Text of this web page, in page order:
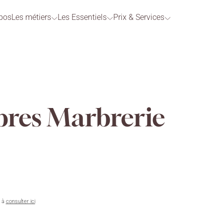
Les métiers Les Essentiels Prix & Services
Marbrerie
à consulter ici